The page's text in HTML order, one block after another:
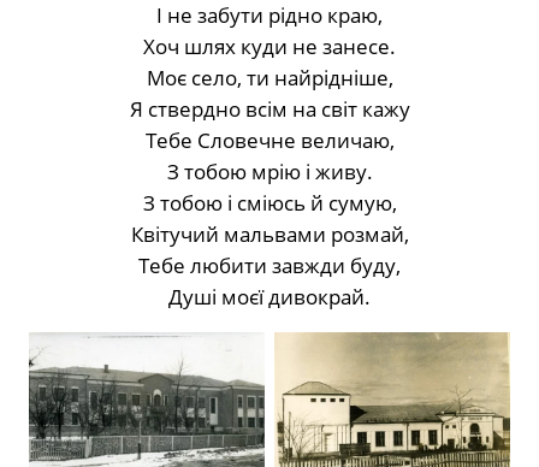
І не забути рідно краю,
Хоч шлях куди не занесе.
Моє село, ти найрідніше,
Я ствердно всім на світ кажу
Тебе Словечне величаю,
З тобою мрію і живу.
З тобою і сміюсь й сумую,
Квітучий мальвами розмай,
Тебе любити завжди буду,
Душі моєї дивокрай.